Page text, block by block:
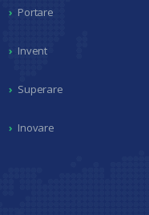
Portare
Invent
Superare
Inovare